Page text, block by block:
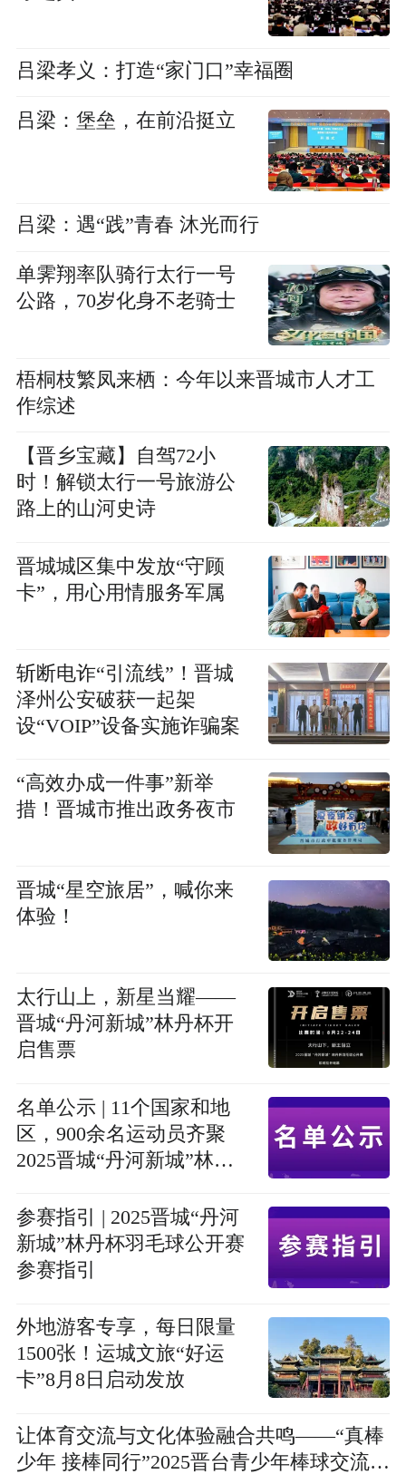
吕梁孝义：打造“家门口”幸福圈
吕梁：堡垒，在前沿挺立
吕梁：遇“践”青春 沐光而行
单霁翔率队骑行太行一号
公路，70岁化身不老骑士
梧桐枝繁凤来栖：今年以来晋城市人才工
作综述
【晋乡宝藏】自驾72小
时！解锁太行一号旅游公
路上的山河史诗
晋城城区集中发放“守顾
卡”，用心用情服务军属
斩断电诈“引流线”！晋城
泽州公安破获一起架
设“VOIP”设备实施诈骗案
“高效办成一件事”新举
措！晋城市推出政务夜市
晋城“星空旅居”，喊你来
体验！
太行山上，新星当耀——
晋城“丹河新城”林丹杯开
启售票
名单公示 | 11个国家和地
区，900余名运动员齐聚
2025晋城“丹河新城”林丹
参赛指引 | 2025晋城“丹河
新城”林丹杯羽毛球公开赛
参赛指引
外地游客专享，每日限量
1500张！运城文旅“好运
卡”8月8日启动发放
让体育交流与文化体验融合共鸣——“真棒
少年 接棒同行”2025晋台青少年棒球交流赛